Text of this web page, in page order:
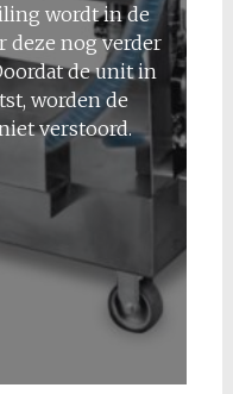
wordt in de
deze nog verder
de unit in
worden de
verstoord.